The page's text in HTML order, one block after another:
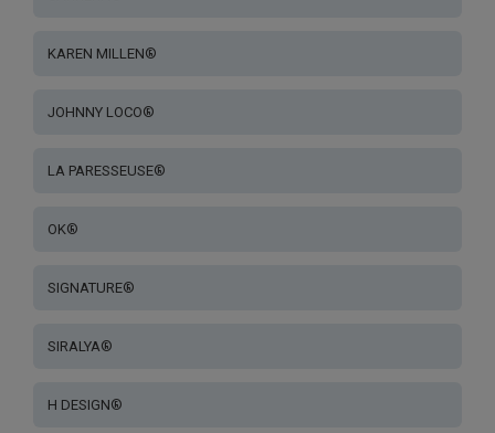
KAREN MILLEN®
JOHNNY LOCO®
LA PARESSEUSE®
OK®
SIGNATURE®
SIRALYA®
H DESIGN®